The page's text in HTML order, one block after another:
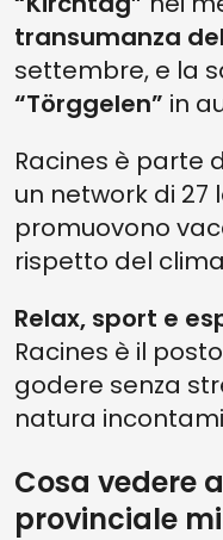
transumanza
settembre, e la
“Törggelen” in
Racines è parte
un network di
promuovono
rispetto del
Relax, sport e
Racines è il
godere senza
natura
Cosa vedere
provinciale